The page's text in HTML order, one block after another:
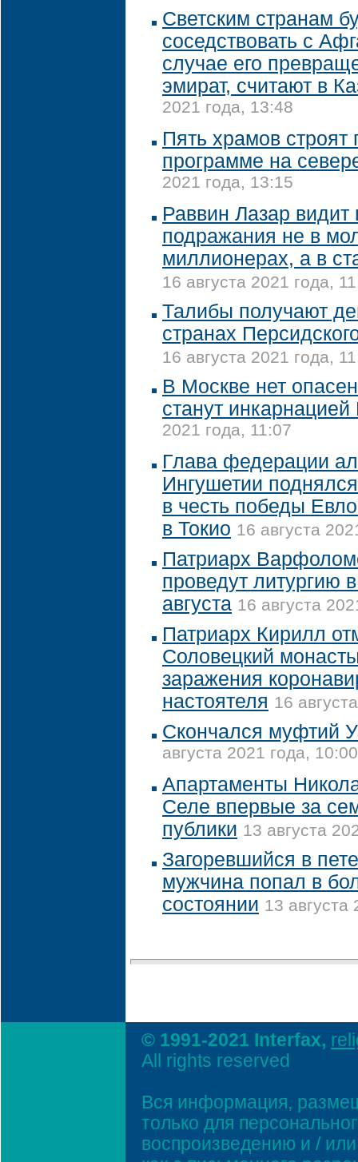
Светским странам
соседствовать с
случае его
эмират, считают в
2021 года, 13:48
Пять храмов строят
программе на
2021 года, 13:15
Раввин Лазар
подражания не в
миллионерах, а в
16 августа 2021 года,
Талибы получают
странах
16 августа 2021 года,
В Москве нет
станут
2021 года, 11:07
Глава федерации
Ингушетии
в честь победы
в Токио 16 августа
Патриарх
проведут литургию
августа 16 августа
Патриарх Кирилл
Соловецкий
заражения
настоятеля 16
Скончался муфтий
августа 2021 года, 10:00
Апартаменты
Селе впервые за
публики 13 августа
Загоревшийся в
мужчина попал в
состоянии 13 августа
© 1991-2021 Interfax,
All rights reserved
Вся информация,
только для
воспроизведению и /